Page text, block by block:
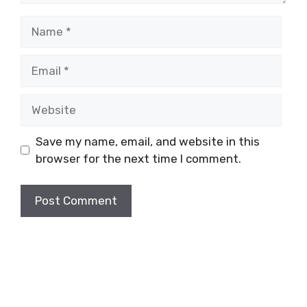
Save my name, email, and website in this
browser for the next time I comment.